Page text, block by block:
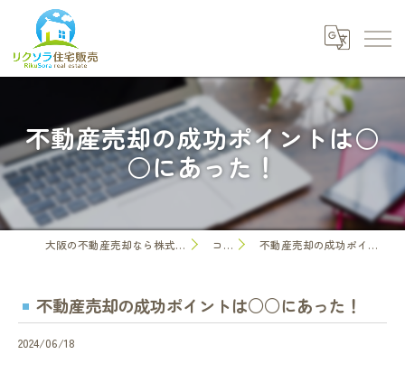
不動産売却の成功ポイントは○
○にあった！
大阪の不動産売却なら株式会社リクソラ住宅販売 コラム 不動産売却の成功ポイントは○○にあった！
不動産売却の成功ポイントは○○にあった！
2024/06/18